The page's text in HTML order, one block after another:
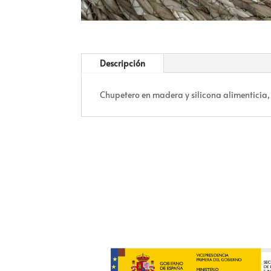
Descripción
Chupetero en madera y silicona